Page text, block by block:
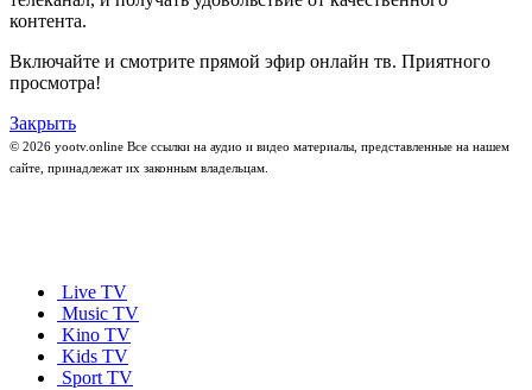
контента.
Включайте и смотрите прямой эфир онлайн тв. Приятного
просмотра!
Закрыть
© 2026 yootv.online Все ссылки на аудио и видео материалы, представленные на нашем
сайте, принадлежат их законным владельцам.
Live TV
Music TV
Kino TV
Kids TV
Sport TV